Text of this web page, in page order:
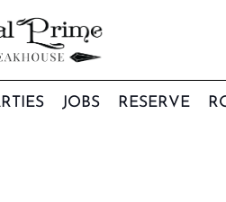
JOBS RESERVE